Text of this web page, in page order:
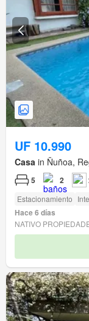
UF 10.990
Casa in Ñuñoa,
5 2
Estacionamiento
Hace 6 días
NATIVO